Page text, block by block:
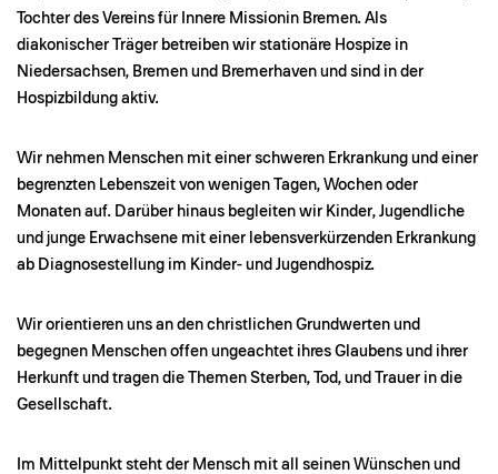
Tochter des Vereins für Innere Missionin Bremen. Als
diakonischer Träger betreiben wir stationäre Hospize in
Niedersachsen, Bremen und Bremerhaven und sind in der
Hospizbildung aktiv.
Wir nehmen Menschen mit einer schweren Erkrankung und einer
begrenzten Lebenszeit von wenigen Tagen, Wochen oder
Monaten auf. Darüber hinaus begleiten wir Kinder, Jugendliche
und junge Erwachsene mit einer lebensverkürzenden Erkrankung
ab Diagnosestellung im Kinder- und Jugendhospiz.
Wir orientieren uns an den christlichen Grundwerten und
begegnen Menschen offen ungeachtet ihres Glaubens und ihrer
Herkunft und tragen die Themen Sterben, Tod, und Trauer in die
Gesellschaft.
Im Mittelpunkt steht der Mensch mit all seinen Wünschen und